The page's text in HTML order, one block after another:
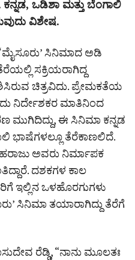
ಒಡಿಶಾ ಮತ್ತು ಬೆಂಗಾಲಿ
ವಿಶೇ‍ಷ.
ಸಿನಿಮಾದ ಅಡಿ
ಸಕ್ರಿಯರಾಗಿದ್ದ
ಚಿತ್ರವಿದು. ಪ್ರೇಮಕತೆಯ
ನಿರ್ದೇಶಕರ ಮಾತಿನಿಂದ
ಮುಗಿದಿದ್ದು, ಈ ಸಿನಿಮಾ ಕನ್ನಡ
ಭಾಷೆಗಳಲ್ಲೂ ತೆರೆಕಾಣಲಿದೆ.
ಅವರು ನಿರ್ಮಾಪಕ
ದಶಕಗಳ ಕಾಲ
ಇಲ್ಲಿನ ಒಳಹೊರಗುಗಳು
ಸಿನಿಮಾ ತಯಾರಾಗಿದ್ದು ತೆರೆಗೆ
ರೆಡ್ಡಿ, “ನಾನು ಮೂಲತಃ